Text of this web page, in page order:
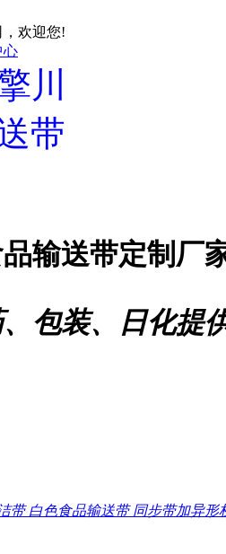
，欢迎您!
心
输送带定制厂
包装、日化提
带 白色食品输送带 同步带加异形